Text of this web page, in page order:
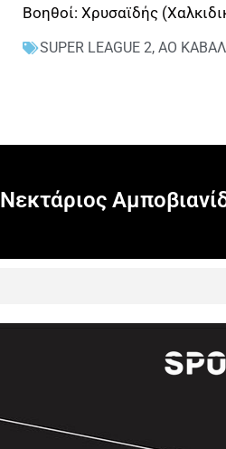
Βοηθοί: Χρυσαϊδής
SUPER LEAGUE 2, ΑΟ
Νεκτάριος